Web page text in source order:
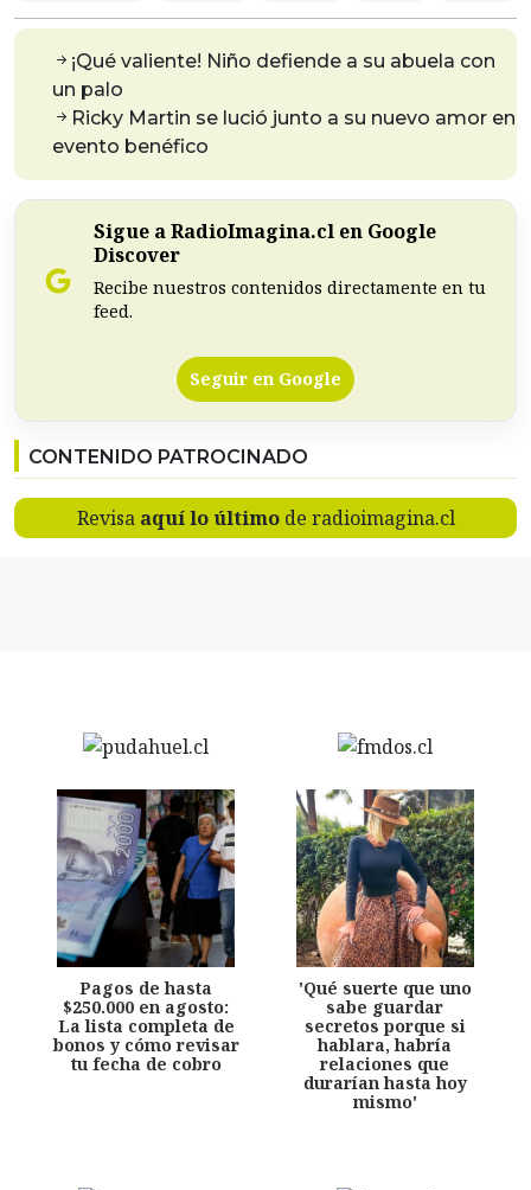
¡Qué valiente! Niño defiende a su abuela con
un palo
Ricky Martin se lució junto a su nuevo amor en
evento benéfico
Sigue a RadioImagina.cl en Google
Discover
Recibe nuestros contenidos directamente en tu
feed.
Seguir en Google
CONTENIDO PATROCINADO
Revisa aquí lo últimode radioimagina.cl
Pagos de hasta
$250.000 en agosto:
La lista completa de
bonos y cómo revisar
tu fecha de cobro
'Qué suerte que uno
sabe guardar
secretos porque si
hablara, habría
relaciones que
durarían hasta hoy
mismo'